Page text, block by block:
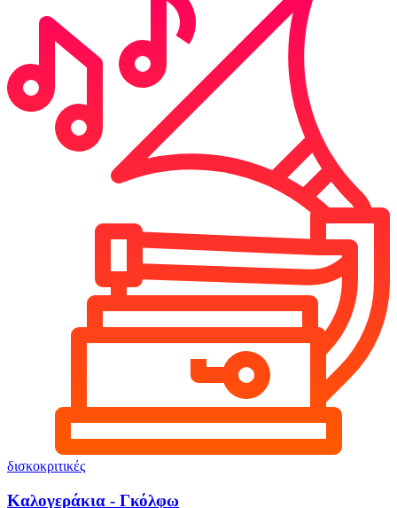
δισκοκριτικές
Καλογεράκια - Γκόλφω